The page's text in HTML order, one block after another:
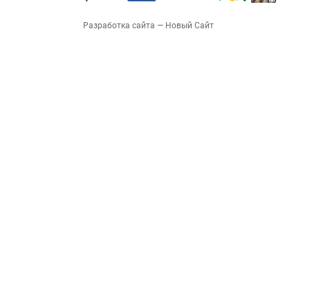
Разработка сайта — Новый Сайт